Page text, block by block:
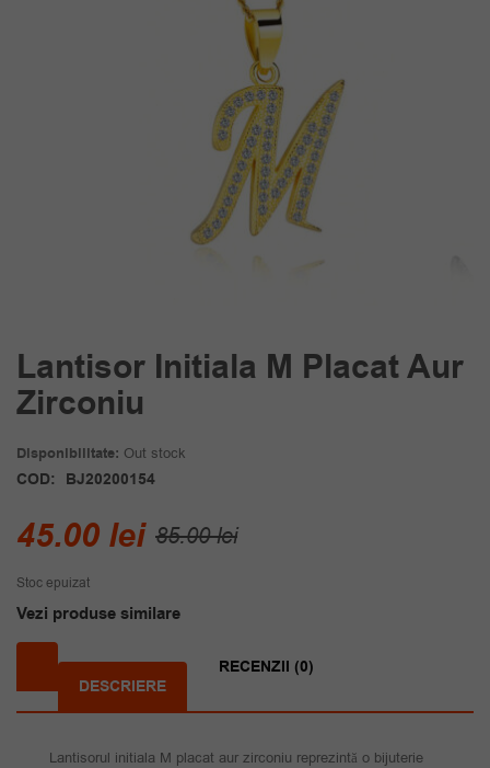
Lantisor Initiala M Placat Aur
Zirconiu
Disponibilitate: Out stock
COD: BJ20200154
85.00leiPrețul
85.00 lei.
45.00 lei
Prețul
Stoc epuizat
Vezi produse similare
DESCRIERE
RECENZII (0)
Lantisorul initiala M placat aur zirconiu reprezintă o bijuterie